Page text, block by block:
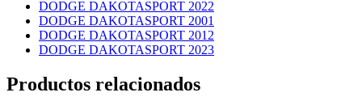
DODGE DAKOTASPORT 2022
DODGE DAKOTASPORT 2001
DODGE DAKOTASPORT 2012
DODGE DAKOTASPORT 2023
Productos relacionados